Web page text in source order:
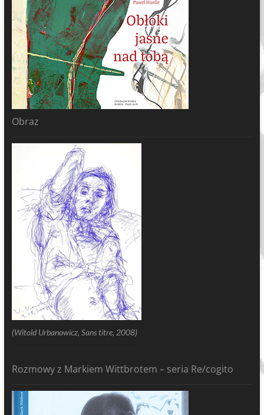
Obraz
(Witold Urbanowicz, Sans titre, 2008)
Rozmowy z Markiem Wittbrotem – seria Re/cogito